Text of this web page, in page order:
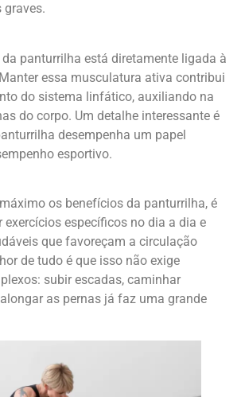
panturrilha está diretamente ligada à
essa musculatura ativa contribui
do sistema linfático, auxiliando na
do corpo. Um detalhe interessante é
desempenha um papel
esportivo.
os benefícios da panturrilha, é
específicos no dia a dia e
que favoreçam a circulação
de tudo é que isso não exige
subir escadas, caminhar
as pernas já faz uma grande